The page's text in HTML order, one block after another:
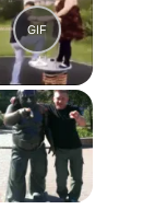
GIF